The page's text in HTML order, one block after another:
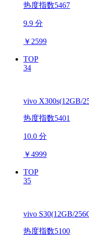
热度指数5467
9.9 分
￥ 2599
TOP
34
vivo X300s(12GB/
热度指数5401
10.0 分
￥4999
TOP
35
vivo S30(12GB/
热度指数5100